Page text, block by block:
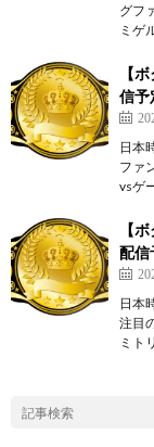
グフ
ミゲ
【
信予
日本
ファ
vsゲ
【
配信
日本
注目
ミト